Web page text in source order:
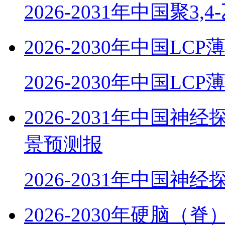
2026-2031年中国聚
2026-2030年中国LCP
2026-2030年中国LCP
2026-2031年中国神经
景预测报
2026-2031年中国神经
2026-2030年硬脑（脊